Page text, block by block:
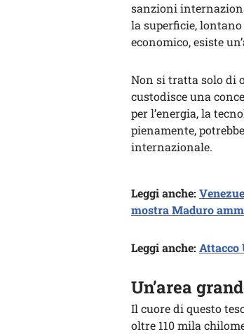
sanzioni
la superficie,
economico, esiste
Non si tratta solo di
custodisce una
per l’energia, la
pienamente,
internazionale.
Leggi anche:
mostra Maduro
Leggi anche: Attacco
Un’area
Il cuore di questo
oltre 110 mila